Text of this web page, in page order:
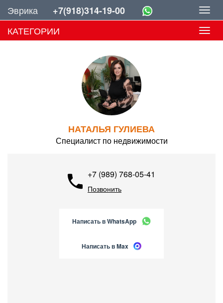
Эврика +7(918)314-19-00
КАТЕГОРИИ
НАТАЛЬЯ ГУЛИЕВА
Специалист по недвижимости
+7 (989) 768-05-41
Позвонить
Написать в WhatsApp
Написать в Max